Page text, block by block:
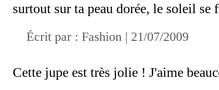
surtout sur ta peau dorée, le soleil
Écrit par : Fashion | 21/07/2009
Cette jupe est très jolie ! J'aime